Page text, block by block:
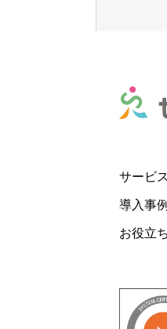
サービ
導入事例
お役立